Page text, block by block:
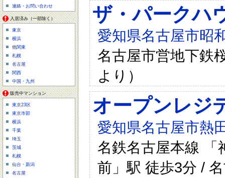
ザ・パークハ
愛知県名古屋市昭
名古屋市営地下鉄
より）
オープンレジ
愛知県名古屋市熱
名鉄名古屋本線 「
前」駅 徒歩3分 /
連絡・お問い合わせ
入居済み（一部除く）
東京
横浜
他関東
札幌
名古屋
関西
中国・九州
販売中マンション
東京23区
東京市部
横浜
千葉
埼玉
茨城
札幌
仙台・新潟
名古屋